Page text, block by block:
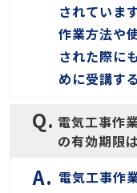
されています
作業方法や
された際に
めに受講す
電気工事作
の有効期限
電気工事作